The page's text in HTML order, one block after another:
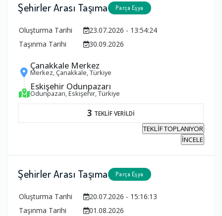
Şehirler Arası Taşıma Parça Eşya
Oluşturma Tarihi
23.07.2026 - 13:54:24
Taşınma Tarihi
30.09.2026
Çanakkale Merkez
Merkez, Çanakkale, Türkiye
Eskişehir Odunpazarı
Odunpazarı, Eskişehir, Türkiye
3 TEKLİF VERİLDİ
TEKLİF TOPLANIYOR
İNCELE
Şehirler Arası Taşıma Parça Eşya
Oluşturma Tarihi
20.07.2026 - 15:16:13
Taşınma Tarihi
01.08.2026